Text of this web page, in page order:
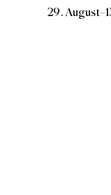
29. August–